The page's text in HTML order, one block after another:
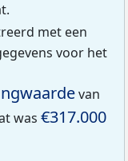
met een
voor het
van
was €317.000